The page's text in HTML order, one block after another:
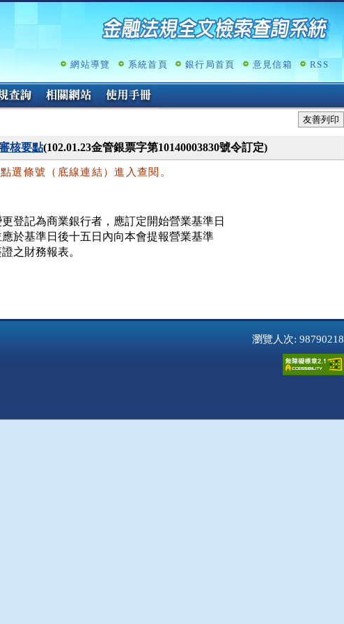
跳
容
網站導覽 系統首頁 銀行局首頁 意見信箱 RSS
友善列印
核要點(102.01.23金管銀票字第10140003830號令訂定)
選條號（底線連結）進入查閱。
登記為商業銀行者，應訂定開始營業基準日
應於基準日後十五日內向本會提報營業基準
之財務報表。
瀏覽人次: 98790218